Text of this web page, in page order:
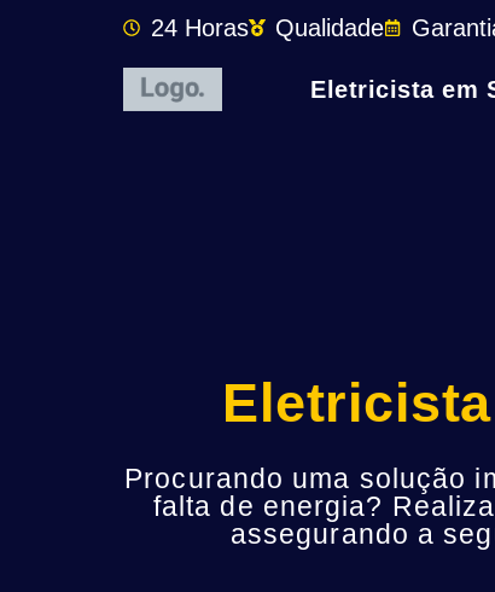
24 Horas Qualidade
Eletricista em
Procurando uma solução
falta de energia?
assegurando a